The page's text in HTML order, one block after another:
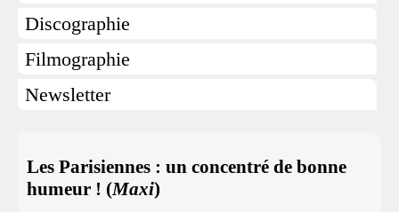
Discographie
Filmographie
Newsletter
Les Parisiennes : un concentré de bonne
humeur ! (Maxi)